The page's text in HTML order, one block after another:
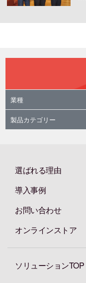
業種
製品カテゴリー
選ばれる理由
導入事例
お問い合わせ
オンラインストア
ソリューションTOP